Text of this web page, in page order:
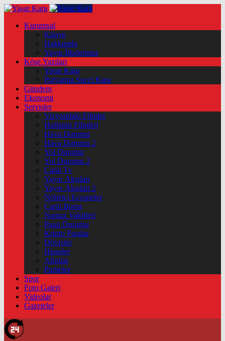
Kurumsal
Künye
Hakkımda
Yayın İlkelerimiz
Köşe Yazıları
Yaşar Kara
Polyanna Succi Kara
Gündem
Ekonomi
Servisler
Vizyondaki Filmler
Haftanin Filmleri
Hava Durumu
Hava Durumu 2
Yol Durumu
Yol Durumu 2
Canlı Tv
Yayın Akışları
Yayın Akışları 2
Nöbetçi Eczaneler
Canlı Borsa
Namaz Vakitleri
Puan Durumu
Kripto Paralar
Dövizler
Hisseler
Altınlar
Pariteler
Spor
Foto Galeri
Videolar
Gazeteler